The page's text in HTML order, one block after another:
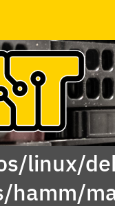
linux/
hamm/